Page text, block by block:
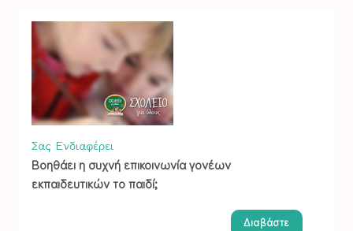
Σας Ενδιαφέρει
Βοηθάει η συχνή επικοινωνία γονέων
εκπαιδευτικών το παιδί;
Διαβάστε